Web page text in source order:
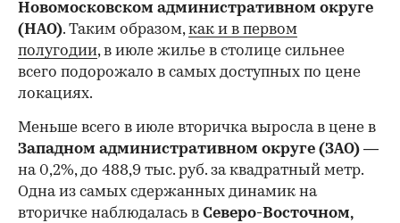
Новомосковском административном округе
(НАО). Таким образом,как и в первом
полугодии, в июле жилье в столице сильнее
всего подорожало в самых доступных по цене
локациях.
Меньше всего в июле вторичка выросла в цене в
Западном административном округе (ЗАО) —
на 0,2%, до 488,9 тыс. руб. за квадратный метр.
Одна из самых сдержанных динамик на
вторичке наблюдалась в Северо-Восточном,